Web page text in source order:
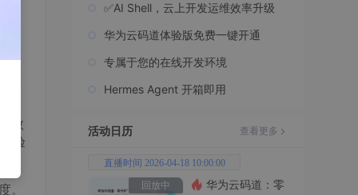
话
数
验
。
✅AI Shell，云上开发运维效率升级
华为云码道体验版免费一键开通
专属于您的在线开发环境
Hermes Agent 开箱即用
活动日历 查看更多
直播时间 2026-04-18 10:00:00
回放中